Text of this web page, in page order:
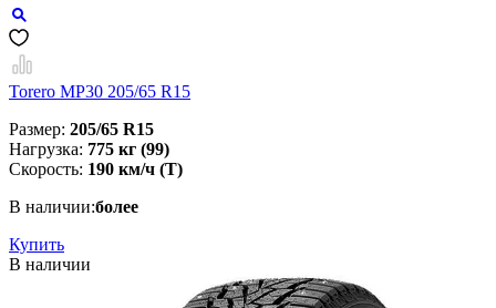
Torero MP30 205/65 R15
Размер: 205/65 R15
Нагрузка: 775 кг (99)
Скорость: 190 км/ч (T)
В наличии:более
Купить
В наличии